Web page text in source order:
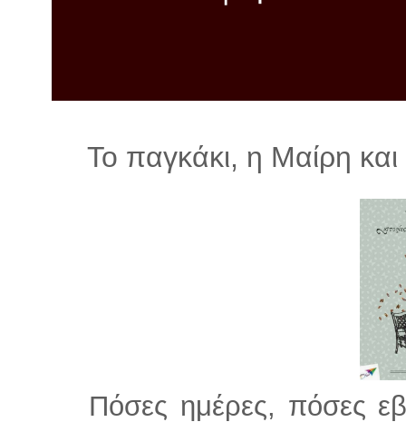
Το παγκάκι, η Μαίρη
Πόσες ημέρες, πόσες